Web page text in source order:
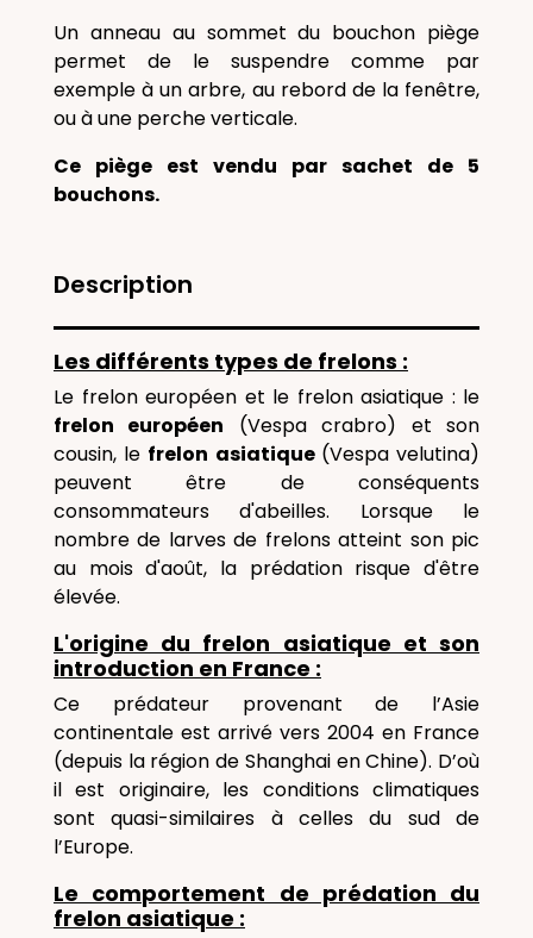
Un anneau au sommet du bouchon piège
permet de le suspendre comme par
exemple à un arbre, au rebord de la fenêtre,
ou à une perche verticale.
Ce piège est vendu par sachet de 5
bouchons.
Description
Les différents types de frelons :
Le frelon européen et le frelon asiatique : le
frelon européen (Vespa crabro) et son
cousin, le frelon asiatique (Vespa velutina)
peuvent être de conséquents
consommateurs d'abeilles. Lorsque le
nombre de larves de frelons atteint son pic
au mois d'août, la prédation risque d'être
élevée.
L'origine du frelon asiatique et son
introduction en France :
Ce prédateur provenant de l’Asie
continentale est arrivé vers 2004 en France
(depuis la région de Shanghai en Chine). D’où
il est originaire, les conditions climatiques
sont quasi-similaires à celles du sud de
l’Europe.
Le comportement de prédation du
frelon asiatique :